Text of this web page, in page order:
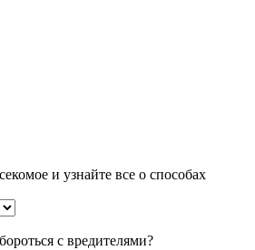
и узнайте все о способах
с вредителями?